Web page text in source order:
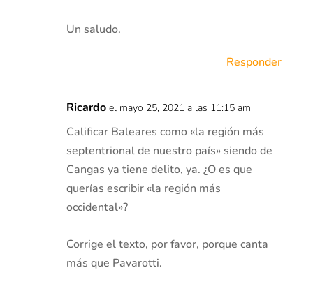
Un saludo.
Responder
Ricardo el mayo 25, 2021 a las 11:15 am
Calificar Baleares como «la región más
septentrional de nuestro país» siendo de
Cangas ya tiene delito, ya. ¿O es que
querías escribir «la región más
occidental»?
Corrige el texto, por favor, porque canta
más que Pavarotti.